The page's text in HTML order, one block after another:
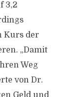
3,2
Kurs der
„Damit
Weg
von Dr.
Geld und